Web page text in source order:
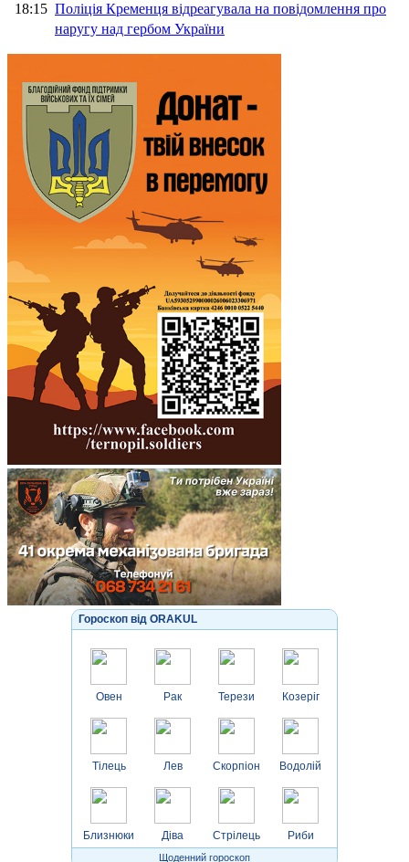
18:15 Поліція Кременця відреагувала на повідомлення про
наругу над гербом України
Гороскоп від ORAKUL
Овен
Тілець
Близнюки
Рак
Лев
Діва
Терези
Скорпіон
Стрілець
Козеріг
Водолій
Риби
Щоденний гороскоп